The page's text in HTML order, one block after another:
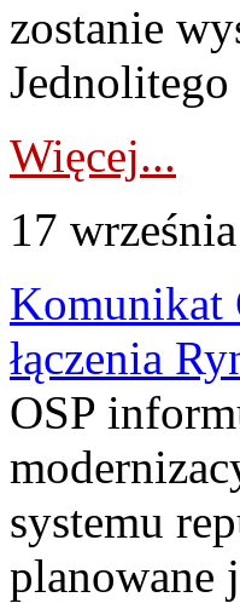
zostanie
Więcej...
17
Komunikat
łączenia
OSP
systemu
planowane